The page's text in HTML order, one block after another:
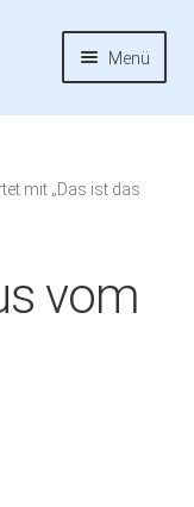
Menü
mit „Das ist das
vom